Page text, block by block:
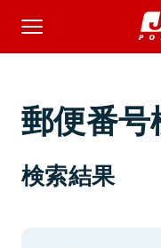
郵便番号
検索結果